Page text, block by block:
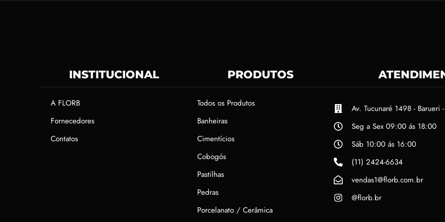
INSTITUCIONAL
A FLORB
Fornecedores
Contatos
PRODUTOS
Todos os Produtos
Banheiras
Cimentícios
Cobogós
Pastilhas
Pedras
Porcelanato / Cerâmica
Av. Tucunaré 1498 - Barueri -
Seg a Sex 09:00 ás 18:00
Sáb 10:00 ás 16:00
(11) 2424-6634
vendas1@florb.com.br
@florb.br